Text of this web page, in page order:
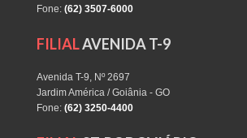
Fone: (62) 3507-6000
FILIALAVENIDA T-9
Avenida T-9, Nº 2697
Jardim América / Goiânia - GO
Fone: (62) 3250-4400